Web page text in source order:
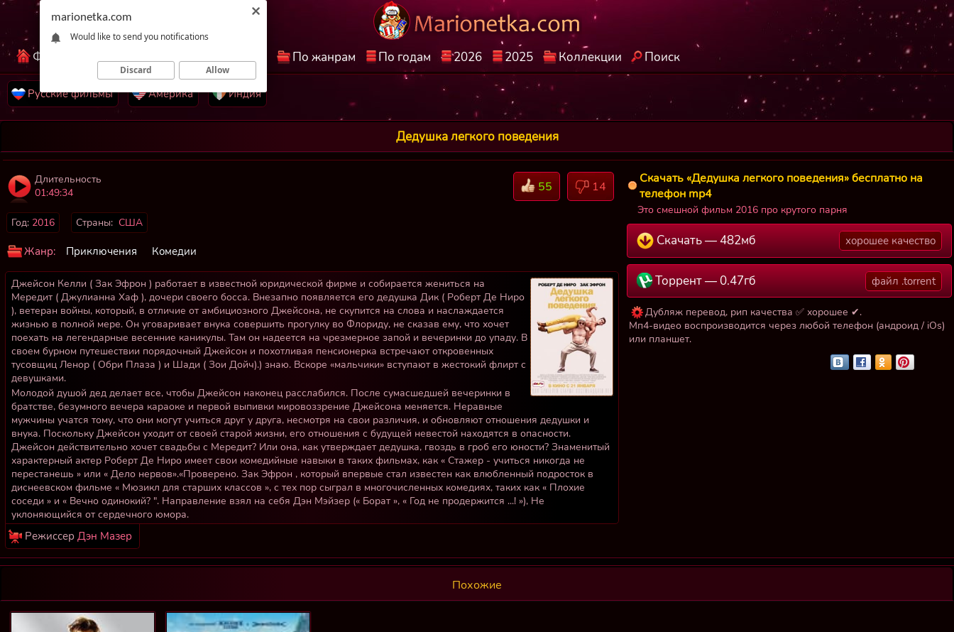
Фильмы КиноНетка Лучшие фильмы По жанрам По годам 2026 2025 Коллекции Поиск
Русские фильмы Америка Индия
Дедушка легкого поведения
Длительность
01:49:34
55 14
Год: 2016 Страны: США
Жанр: Приключения Комедии
Джейсон Келли ( Зак Эфрон ) работает в известной юридической фирме и собирается жениться на
Мередит ( Джулианна Хаф ), дочери своего босса. Внезапно появляется его дедушка Дик ( Роберт Де Ниро
), ветеран войны, который, в отличие от амбициозного Джейсона, не скупится на слова и наслаждается
жизнью в полной мере. Он уговаривает внука совершить прогулку во Флориду, не сказав ему, что хочет
поехать на легендарные весенние каникулы. Там он надеется на чрезмерное запой и вечеринки до упаду. В
своем бурном путешествии порядочный Джейсон и похотливая пенсионерка встречают откровенных
тусовщиц Ленор ( Обри Плаза ) и Шади ( Зои Дойч).) знаю. Вскоре «мальчики» вступают в жестокий флирт с
девушками.
Молодой душой дед делает все, чтобы Джейсон наконец расслабился. После сумасшедшей вечеринки в
братстве, безумного вечера караоке и первой выпивки мировоззрение Джейсона меняется. Неравные
мужчины учатся тому, что они могут учиться друг у друга, несмотря на свои различия, и обновляют отношения дедушки и
внука. Поскольку Джейсон уходит от своей старой жизни, его отношения с будущей невестой находятся в опасности.
Джейсон действительно хочет свадьбы с Мередит? Или она, как утверждает дедушка, гвоздь в гроб его юности? Знаменитый
характерный актер Роберт Де Ниро имеет свои комедийные навыки в таких фильмах, как « Стажер - учиться никогда не
перестанешь » или « Дело нервов».«Проверено. Зак Эфрон , который впервые стал известен как влюбленный подросток в
диснеевском фильме « Мюзикл для старших классов », с тех пор сыграл в многочисленных комедиях, таких как « Плохие
соседи » и « Вечно одинокий? ". Направление взял на себя Дэн Мэйзер (« Борат », « Год не продержится ...! »), Не
уклоняющийся от сердечного юмора.
Режиссер Дэн Мазер
Скачать «Дедушка легкого поведения» бесплатно на
телефон mp4
Это смешной фильм 2016 про крутого парня
Скачать — 482мб хорошее качество
Торрент — 0.47гб файл .torrent
Дубляж перевод, рип качества ✅ хорошее ✔.
Мп4-видео воспроизводится через любой телефон (андроид / iOs)
или планшет.
Похожие
marionetka.com
Would like to send you notifications
Discard Allow